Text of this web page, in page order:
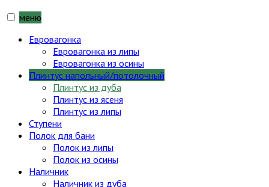
меню
Евровагонка
Евровагонка из липы
Евровагонка из осины
Плинтус напольный/потолочный
Плинтус из дуба
Плинтус из ясеня
Плинтус из липы
Ступени
Полок для бани
Полок из липы
Полок из осины
Наличник
Наличник из дуба